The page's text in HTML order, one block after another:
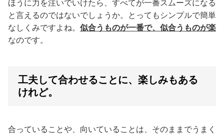
ほうに力を注いでいけたら、すべてが一番スムーズになる
と言えるのではないでしょうか。とってもシンプルで簡単
なしくみですよね。 似合うものが一番で、似合うものが楽
なのです。
工夫して合わせることに、楽しみもある
けれど。
合っていることや、向いていることは、そのままでうまく